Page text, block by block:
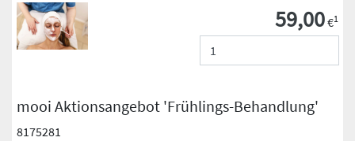
mooi Aktionsangebot 'Frühlings-Behandlung'
8175281
59,00€1